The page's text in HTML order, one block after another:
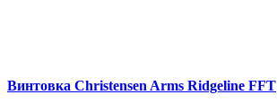
Винтовка Christensen Arms Ridgeline FFT